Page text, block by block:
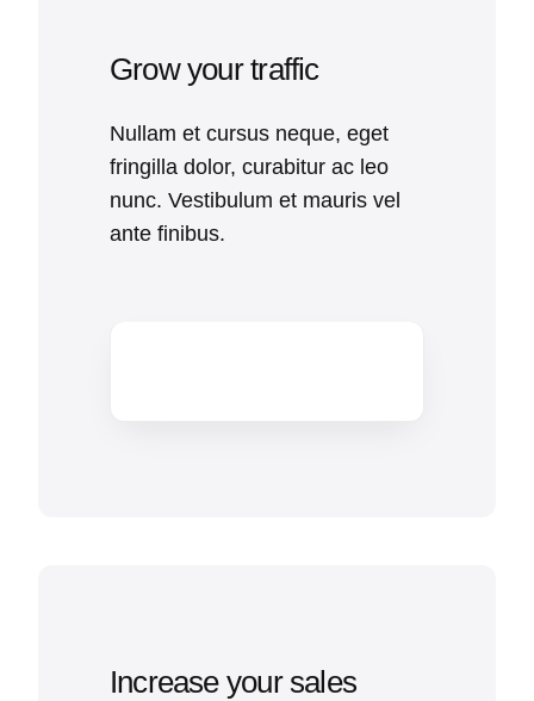
Grow your traffic
Nullam et cursus neque, eget
fringilla dolor, curabitur ac leo
nunc. Vestibulum et mauris vel
ante finibus.
Increase your sales